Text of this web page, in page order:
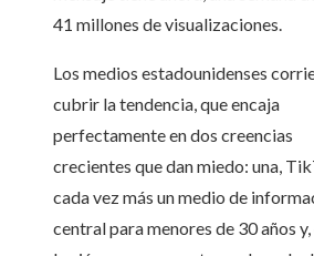
41 millones de visualizaciones.
Los medios estadounidenses
cubrir la tendencia, que encaja
perfectamente en dos creencias
crecientes que dan miedo: una,
cada vez más un medio de
central para menores de 30 años y,